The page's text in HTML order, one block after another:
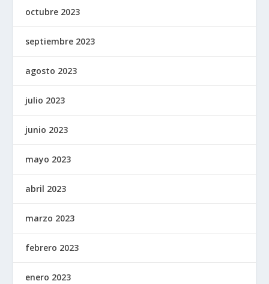
octubre 2023
septiembre 2023
agosto 2023
julio 2023
junio 2023
mayo 2023
abril 2023
marzo 2023
febrero 2023
enero 2023